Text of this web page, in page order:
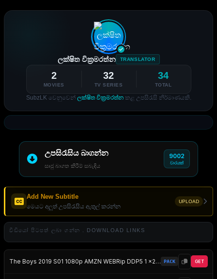
ලක්ෂිත වික්‍රමරත්න TRANSLATOR
2
MOVIES
32
TV SERIES
34
TOTAL
SubzLK වෙනුවෙන් ලක්ෂිත වික්‍රමරත්නකළ උපසිරැසි නිර්මාණයකි.
උපසිරැසිය බාගන්න
සෘජු බාගත කිරීම් සබැඳිය
9002
වාරයක්
Add New Subtitle
මෙයට අලුත් උපසිරැසිය ඇතුල් කරන්න
UPLOAD
වීඩියෝ පිටපත් ලබා ගන්න . DOWNLOAD LINKS
The Boys 2019 S01 1080p AMZN WEBRip DDP5 1 x264-NTG EZTV PACK GET